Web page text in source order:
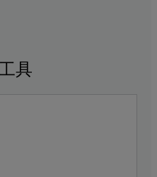
具